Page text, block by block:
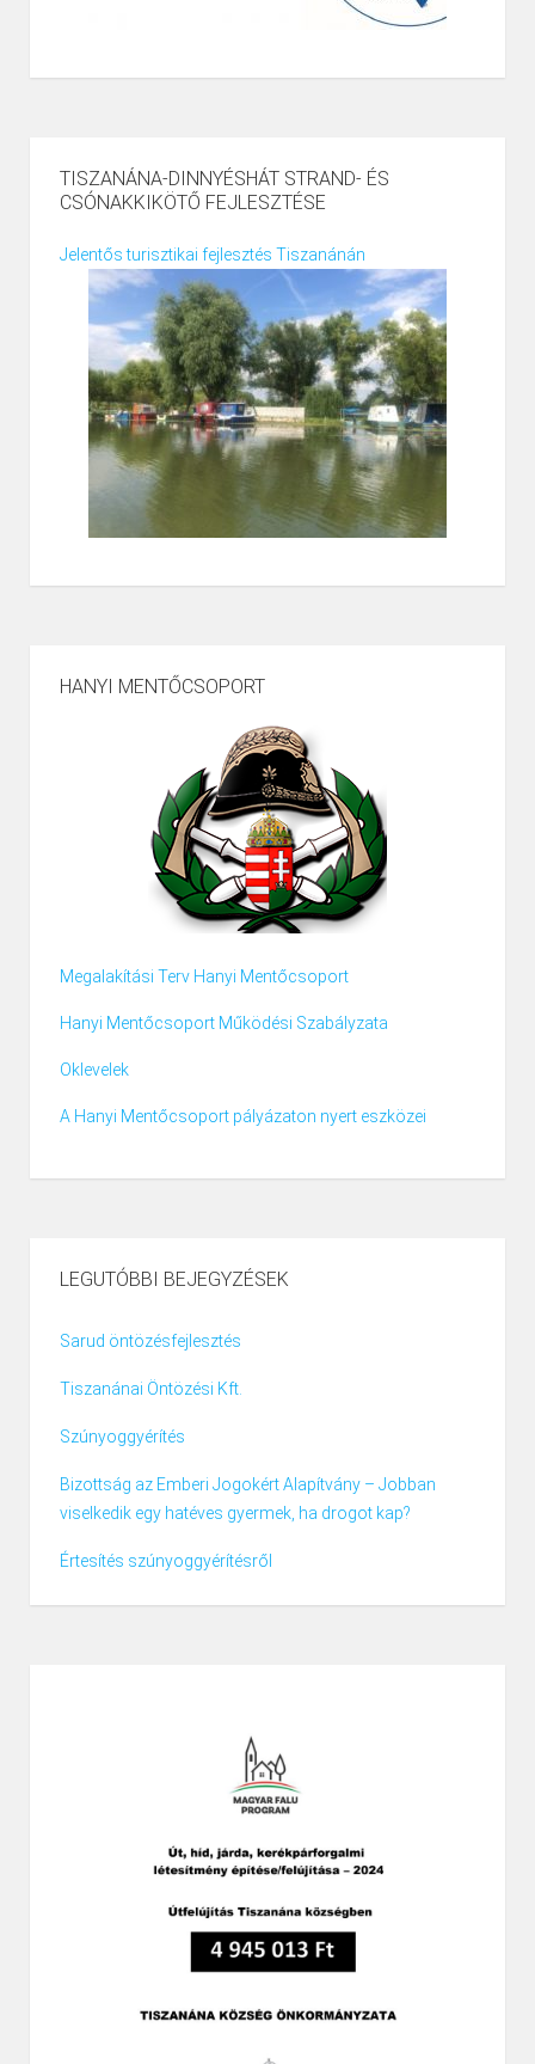
TISZANÁNA-DINNYÉSHÁT STRAND- ÉS
CSÓNAKKIKÖTŐ FEJLESZTÉSE
Jelentős turisztikai fejlesztés Tiszanánán
HANYI MENTŐCSOPORT
Megalakítási Terv Hanyi Mentőcsoport
Hanyi Mentőcsoport Működési Szabályzata
Oklevelek
A Hanyi Mentőcsoport pályázaton nyert eszközei
LEGUTÓBBI BEJEGYZÉSEK
Sarud öntözésfejlesztés
Tiszanánai Öntözési Kft.
Szúnyoggyérítés
Bizottság az Emberi Jogokért Alapítvány – Jobban
viselkedik egy hatéves gyermek, ha drogot kap?
Értesítés szúnyoggyérítésről